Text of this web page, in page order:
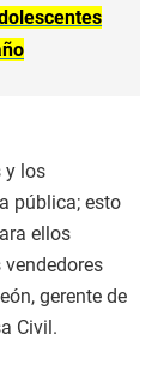
y los
pública; esto
ellos
gerente de
Civil.